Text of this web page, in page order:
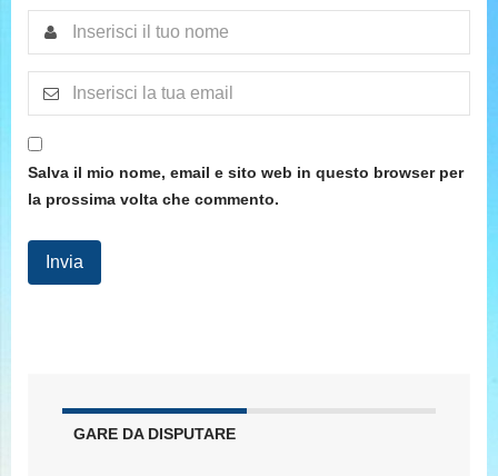
Salva il mio nome, email e sito web in questo browser per
la prossima volta che commento.
GARE DA DISPUTARE